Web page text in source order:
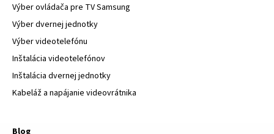
Výber ovládača pre TV Samsung
Výber dvernej jednotky
Výber videotelefónu
Inštalácia videotelefónov
Inštalácia dvernej jednotky
Kabeláž a napájanie videovrátnika
Blog